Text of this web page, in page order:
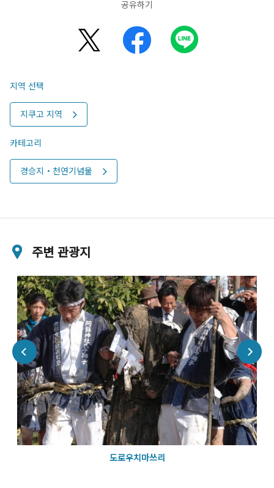
공유하기
지역 선택
지쿠고 지역
카테고리
경승지・천연기념물
주변 관광지
도로우치마쓰리